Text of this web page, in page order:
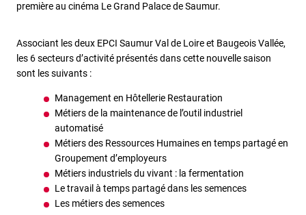
première au cinéma Le Grand Palace de Saumur.
Associant les deux EPCI Saumur Val de Loire et Baugeois Vallée,
les 6 secteurs d’activité présentés dans cette nouvelle saison
sont les suivants :
Management en Hôtellerie Restauration
Métiers de la maintenance de l’outil industriel
automatisé
Métiers des Ressources Humaines en temps partagé en
Groupement d’employeurs
Métiers industriels du vivant : la fermentation
Le travail à temps partagé dans les semences
Les métiers des semences